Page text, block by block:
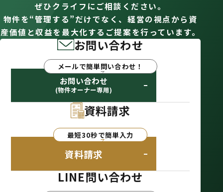
ぜひクライフにご相談ください。
物件を“管理する”だけでなく、経営の視点から資
産価値と収益を最大化するご提案を行っています。
お問い合わせ
メールで簡単問い合わせ！
お問い合わせ
(物件オーナー専用)
資料請求
最短30秒で簡単入力
資料請求
LINE問い合わせ